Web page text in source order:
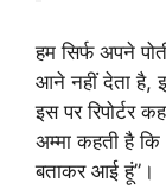
हम सिर्फ अपने
आने नहीं देता है,
इस पर रिपोर्टर
अम्मा कहती है
बताकर आई हूं”।